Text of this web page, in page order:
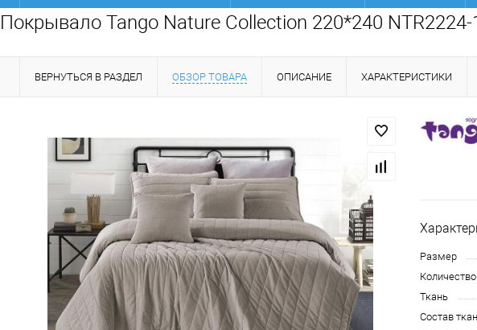
Покрывало Tango Nature Collection 220*240 NTR2224-
ВЕРНУТЬСЯ В РАЗДЕЛ ОБЗОР ТОВАРА ОПИСАНИЕ ХАРАКТЕРИСТИКИ
Размер
Ткань
Состав